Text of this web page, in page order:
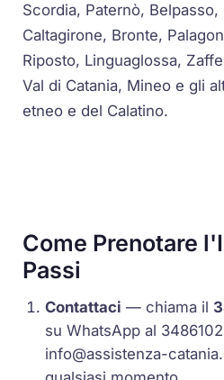
Scordia, Paternò, Belpasso,
Caltagirone, Bronte,
Riposto, Linguaglossa,
Val di Catania, Mineo e gli
etneo e del Calatino.
Come Prenotare
Passi
Contattaci — chiama il
su WhatsApp al
info@assistenza-